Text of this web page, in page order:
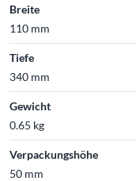
Breite
110 mm
Tiefe
340 mm
Gewicht
0.65 kg
Verpackungshöhe
50 mm